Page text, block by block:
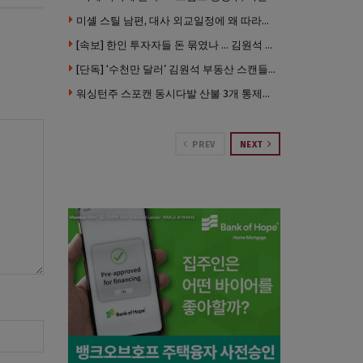
미셸 스틸 남편, 대사 외교일정에 왜 따라갔나 … “매우 이례적”
[속보] 한인 투자자들 돈 묶였나 … 김원석 회사들 챕터7 강제파산·자진파산 잇따라 신청
[단독] ‘수천만 달러’ 김원석 부동산 스캔들 새 국면 … 한인 투자자들 소송 잇따라 ‘디폴트’ 절차
워싱턴주 스포캔 동시다발 산불 3개 통제불능 상태 … 이재민 수십만명
PREV NEXT